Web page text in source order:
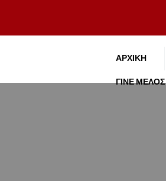
ΑΡΧΙΚΉ
ΓΊΝΕ ΜΈΛΟΣ